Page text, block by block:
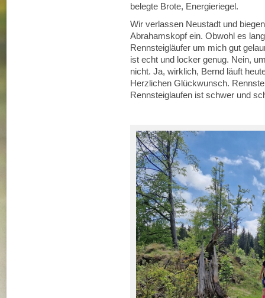
belegte Brote, Energieriegel.
Wir verlassen Neustadt und
Abrahamskopf ein. Obwohl es
Rennsteigläufer um mich gut
ist echt und locker genug. Nein,
nicht. Ja, wirklich, Bernd läuft
Herzlichen Glückwunsch.
Rennsteiglaufen ist schwer und